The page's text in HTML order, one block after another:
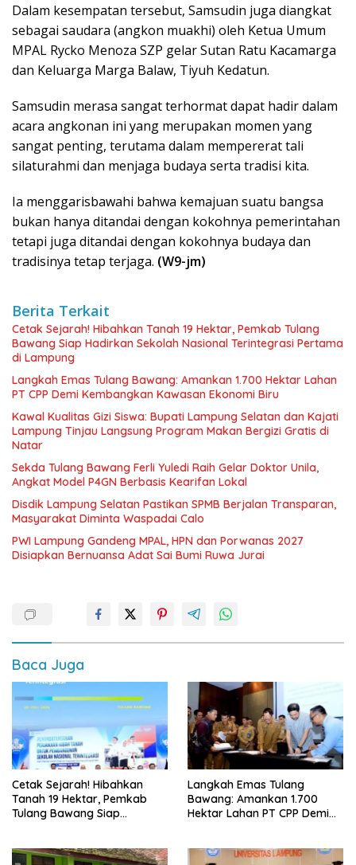
Dalam kesempatan tersebut, Samsudin juga diangkat
sebagai saudara (angkon muakhi) oleh Ketua Umum
MPAL Rycko Menoza SZP gelar Sutan Ratu Kacamarga
dan Keluarga Marga Balaw, Tiyuh Kedatun.
Samsudin merasa sangat terhormat dapat hadir dalam
acara angkonan ini yang merupakan momen yang
sangat penting, terutama dalam mempererat tali
silaturahmi dan menjaga budaya serta tradisi kita.
Ia menggarisbawahi bahwa kemajuan suatu bangsa
bukan hanya ditandai dengan kokohnya pemerintahan
tetapi juga ditandai dengan kokohnya budaya dan
tradisinya tetap terjaga. (W9-jm)
Berita Terkait
Cetak Sejarah! Hibahkan Tanah 19 Hektar, Pemkab Tulang
Bawang Siap Hadirkan Sekolah Nasional Terintegrasi Pertama
di Lampung
Langkah Emas Tulang Bawang: Amankan 1.700 Hektar Lahan
PT CPP Demi Kembangkan Kawasan Ekonomi Biru
Kawal Kualitas Gizi Siswa: Bupati Lampung Selatan dan Kajati
Lampung Tinjau Langsung Program Makan Bergizi Gratis di
Natar
Sekda Tulang Bawang Ferli Yuledi Raih Gelar Doktor Unila,
Angkat Model P4GN Berbasis Kearifan Lokal
Disdik Lampung Selatan Pastikan SPMB Berjalan Transparan,
Masyarakat Diminta Waspadai Calo
PWI Lampung Gandeng MPAL, HPN dan Porwanas 2027
Disiapkan Bernuansa Adat Sai Bumi Ruwa Jurai
Baca Juga
Cetak Sejarah! Hibahkan
Tanah 19 Hektar, Pemkab
Tulang Bawang Siap
Lampung
Langkah Emas Tulang
Bawang: Amankan 1.700
Hektar Lahan PT CPP Demi